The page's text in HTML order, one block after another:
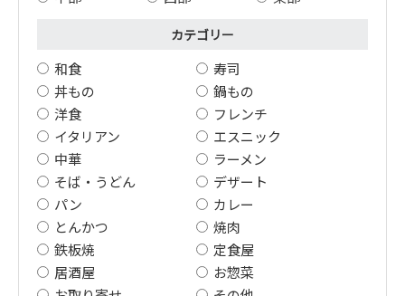
カテゴリー
和食
寿司
丼もの
鍋もの
洋食
フレンチ
イタリアン
エスニック
中華
ラーメン
そば・うどん
デザート
パン
カレー
とんかつ
焼肉
鉄板焼
定食屋
居酒屋
お惣菜